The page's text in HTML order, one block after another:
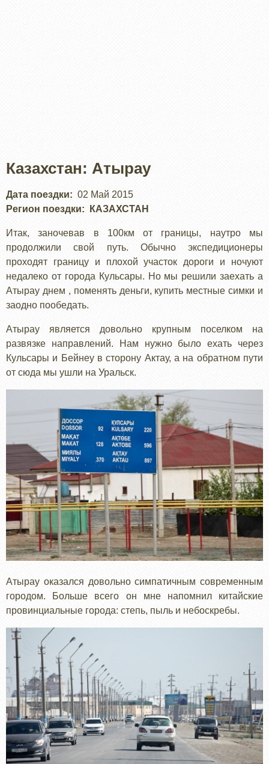
Казахстан: Атырау
Дата поездки
02 Май 2015
Регион поездки
КАЗАХСТАН
Итак, заночевав в 100км от границы, наутро мы
продолжили свой путь. Обычно экспедиционеры
проходят границу и плохой участок дороги и ночуют
недалеко от города Кульсары. Но мы решили заехать а
Атырау днем , поменять деньги, купить местные симки и
заодно пообедать.
Атырау является довольно крупным поселком на
развязке направлений. Нам нужно было ехать через
Кульсары и Бейнеу в сторону Актау, а на обратном пути
от сюда мы ушли на Уральск.
Атырау оказался довольно симпатичным современным
городом. Больше всего он мне напомнил китайские
провинциальные города: степь, пыль и небоскребы.